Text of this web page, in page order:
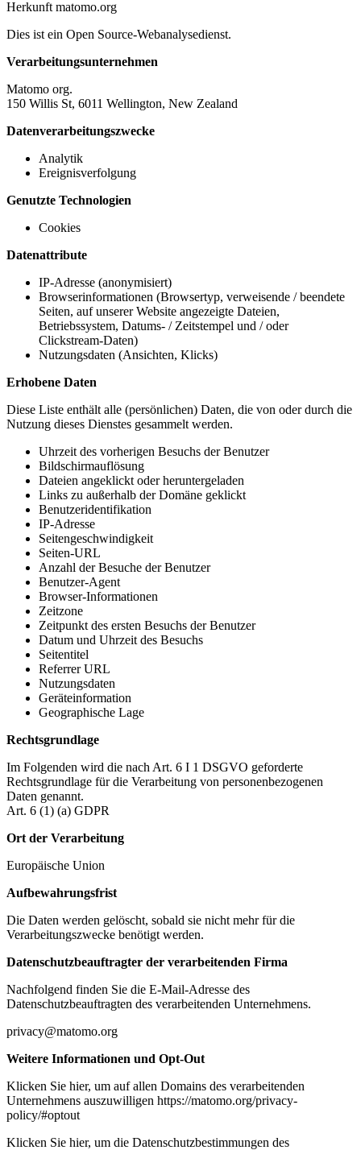
Herkunft matomo.org
Dies ist ein Open Source-Webanalysedienst.
Verarbeitungsunternehmen
Matomo org.
150 Willis St, 6011 Wellington, New Zealand
Datenverarbeitungszwecke
Analytik
Ereignisverfolgung
Genutzte Technologien
Cookies
Datenattribute
IP-Adresse (anonymisiert)
Browserinformationen (Browsertyp, verweisende / beendete
Seiten, auf unserer Website angezeigte Dateien,
Betriebssystem, Datums- / Zeitstempel und / oder
Clickstream-Daten)
Nutzungsdaten (Ansichten, Klicks)
Erhobene Daten
Diese Liste enthält alle (persönlichen) Daten, die von oder durch die
Nutzung dieses Dienstes gesammelt werden.
Uhrzeit des vorherigen Besuchs der Benutzer
Bildschirmauflösung
Dateien angeklickt oder heruntergeladen
Links zu außerhalb der Domäne geklickt
Benutzeridentifikation
IP-Adresse
Seitengeschwindigkeit
Seiten-URL
Anzahl der Besuche der Benutzer
Benutzer-Agent
Browser-Informationen
Zeitzone
Zeitpunkt des ersten Besuchs der Benutzer
Datum und Uhrzeit des Besuchs
Seitentitel
Referrer URL
Nutzungsdaten
Geräteinformation
Geographische Lage
Rechtsgrundlage
Im Folgenden wird die nach Art. 6 I 1 DSGVO geforderte
Rechtsgrundlage für die Verarbeitung von personenbezogenen
Daten genannt.
Art. 6 (1) (a) GDPR
Ort der Verarbeitung
Europäische Union
Aufbewahrungsfrist
Die Daten werden gelöscht, sobald sie nicht mehr für die
Verarbeitungszwecke benötigt werden.
Datenschutzbeauftragter der verarbeitenden Firma
Nachfolgend finden Sie die E-Mail-Adresse des
Datenschutzbeauftragten des verarbeitenden Unternehmens.
privacy@matomo.org
Weitere Informationen und Opt-Out
Klicken Sie hier, um auf allen Domains des verarbeitenden
Unternehmens auszuwilligen https://matomo.org/privacy-
policy/#optout
Klicken Sie hier, um die Datenschutzbestimmungen des